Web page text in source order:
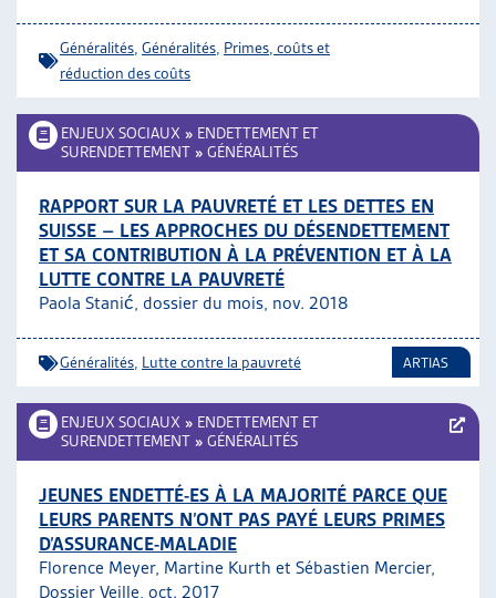
Généralités Généralités Primes, coûts et
réduction des coûts
ENJEUX SOCIAUX » ENDETTEMENT ET
SURENDETTEMENT » GÉNÉRALITÉS
RAPPORT SUR LA PAUVRETÉ ET LES DETTES EN
SUISSE – LES APPROCHES DU DÉSENDETTEMENT
ET SA CONTRIBUTION À LA PRÉVENTION ET À LA
LUTTE CONTRE LA PAUVRETÉ
Paola Stanić, dossier du mois, nov. 2018
Généralités Lutte contre la pauvreté ARTIAS
ENJEUX SOCIAUX » ENDETTEMENT ET
SURENDETTEMENT » GÉNÉRALITÉS
JEUNES ENDETTÉ-ES À LA MAJORITÉ PARCE QUE
LEURS PARENTS N’ONT PAS PAYÉ LEURS PRIMES
D’ASSURANCE-MALADIE
Florence Meyer, Martine Kurth et Sébastien Mercier,
Dossier Veille, oct. 2017